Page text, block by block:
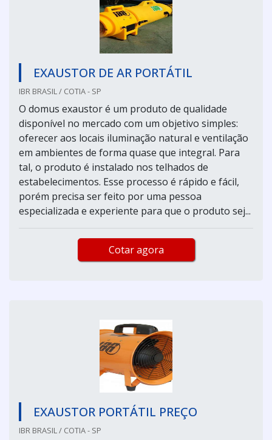
EXAUSTOR DE AR PORTÁTIL
IBR BRASIL / COTIA - SP
O domus exaustor é um produto de qualidade
disponível no mercado com um objetivo simples:
oferecer aos locais iluminação natural e ventilação
em ambientes de forma quase que integral. Para
tal, o produto é instalado nos telhados de
estabelecimentos. Esse processo é rápido e fácil,
porém precisa ser feito por uma pessoa
especializada e experiente para que o produto sej...
Cotar agora
EXAUSTOR PORTÁTIL PREÇO
IBR BRASIL / COTIA - SP